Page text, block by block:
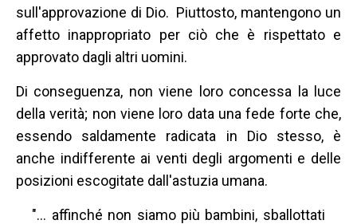
sull'approvazione di Dio. Piuttosto, mantengono un
affetto inappropriato per ciò che è rispettato e
approvato dagli altri uomini.
Di conseguenza, non viene loro concessa la luce
della verità; non viene loro data una fede forte che,
essendo saldamente radicata in Dio stesso, è
anche indifferente ai venti degli argomenti e delle
posizioni escogitate dall'astuzia umana.
"... affinché non siamo più bambini, sballottati